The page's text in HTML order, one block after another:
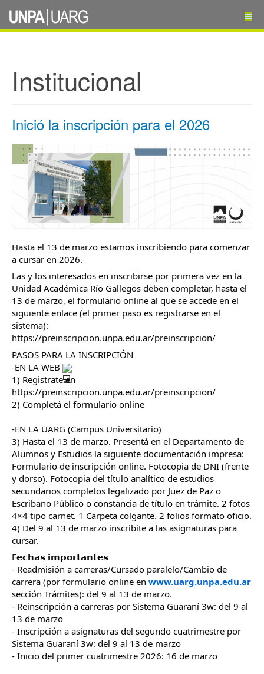
Institucional
Inició la inscripción para el 2026
Hasta el 13 de marzo estamos inscribiendo para comenzar
a cursar en 2026.
Las y los interesados en inscribirse por primera vez en la
Unidad Académica Río Gallegos deben completar, hasta el
13 de marzo, el formulario online al que se accede en el
siguiente enlace (el primer paso es registrarse en el
sistema):
https://preinscripcion.unpa.edu.ar/preinscripcion/
PASOS PARA LA INSCRIPCIÓN
-EN LA WEB
1) Registrate en
https://preinscripcion.unpa.edu.ar/preinscripcion/
2) Completá el formulario online
-EN LA UARG (Campus Universitario)
3) Hasta el 13 de marzo. Presentá en el Departamento de
Alumnos y Estudios la siguiente documentación impresa:
Formulario de inscripción online. Fotocopia de DNI (frente
y dorso). Fotocopia del título analítico de estudios
secundarios completos legalizado por Juez de Paz o
Escribano Público o constancia de título en trámite. 2 fotos
4×4 tipo carnet. 1 Carpeta colgante. 2 folios formato oficio.
4) Del 9 al 13 de marzo inscribite a las asignaturas para
cursar.
F𝗲𝗰𝗵𝗮𝘀 𝗶𝗺𝗽𝗼𝗿𝘁𝗮𝗻𝘁𝗲𝘀
- Readmisión a carreras/Cursado paralelo/Cambio de
carrera (por formulario online en www.uarg.unpa.edu.ar
sección Trámites): del 9 al 13 de marzo.
- Reinscripción a carreras por Sistema Guaraní 3w: del 9 al
13 de marzo
- Inscripción a asignaturas del segundo cuatrimestre por
Sistema Guaraní 3w: del 9 al 13 de marzo
- Inicio del primer cuatrimestre 2026: 16 de marzo